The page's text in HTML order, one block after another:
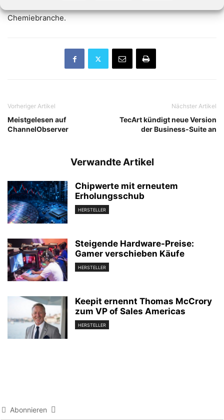
Chemiebranche.
Vorheriger Artikel
Meistgelesen auf
ChannelObserver
Nächster Artikel
TecArt kündigt neue Version
der Business-Suite an
Verwandte Artikel
Chipwerte mit erneutem
Erholungsschub
HERSTELLER
Steigende Hardware-Preise:
Gamer verschieben Käufe
HERSTELLER
Keepit ernennt Thomas McCrory
zum VP of Sales Americas
HERSTELLER
Abonnieren